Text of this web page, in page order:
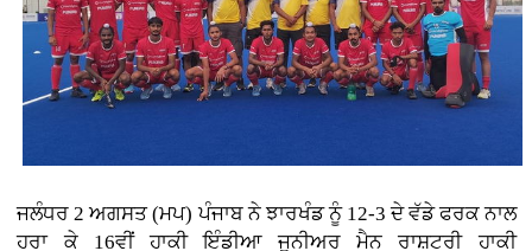
ਜਲੰਧਰ 2 ਅਗਸਤ (ਮਪ) ਪੰਜਾਬ ਨੇ ਝਾਰਖੰਡ ਨੂੰ 12-3 ਦੇ ਵੱਡੇ ਫਰਕ ਨਾਲ
ਹਰਾ ਕੇ 16ਵੀਂ ਹਾਕੀ ਇੰਡੀਆ ਜੂਨੀਅਰ ਮੈਨ ਰਾਸ਼ਟਰੀ ਹਾਕੀ